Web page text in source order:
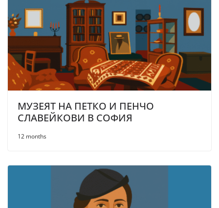
МУЗЕЯТ НА ПЕТКО И ПЕНЧО
СЛАВЕЙКОВИ В СОФИЯ
12 months